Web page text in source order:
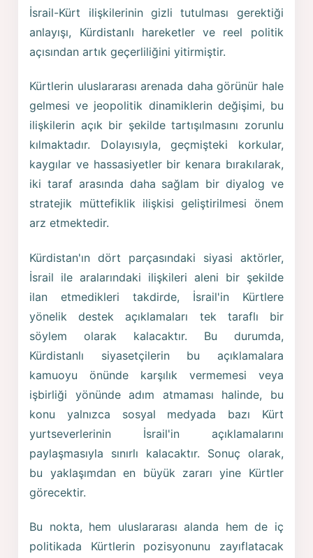
İsrail-Kürt ilişkilerinin gizli tutulması gerektiği
anlayışı, Kürdistanlı hareketler ve reel politik
açısından artık geçerliliğini yitirmiştir.
Kürtlerin uluslararası arenada daha görünür hale
gelmesi ve jeopolitik dinamiklerin değişimi, bu
ilişkilerin açık bir şekilde tartışılmasını zorunlu
kılmaktadır. Dolayısıyla, geçmişteki korkular,
kaygılar ve hassasiyetler bir kenara bırakılarak,
iki taraf arasında daha sağlam bir diyalog ve
stratejik müttefiklik ilişkisi geliştirilmesi önem
arz etmektedir.
Kürdistan'ın dört parçasındaki siyasi aktörler,
İsrail ile aralarındaki ilişkileri aleni bir şekilde
ilan etmedikleri takdirde, İsrail'in Kürtlere
yönelik destek açıklamaları tek taraflı bir
söylem olarak kalacaktır. Bu durumda,
Kürdistanlı siyasetçilerin bu açıklamalara
kamuoyu önünde karşılık vermemesi veya
işbirliği yönünde adım atmaması halinde, bu
konu yalnızca sosyal medyada bazı Kürt
yurtseverlerinin İsrail'in açıklamalarını
paylaşmasıyla sınırlı kalacaktır. Sonuç olarak,
bu yaklaşımdan en büyük zararı yine Kürtler
görecektir.
Bu nokta, hem uluslararası alanda hem de iç
politikada Kürtlerin pozisyonunu zayıflatacak